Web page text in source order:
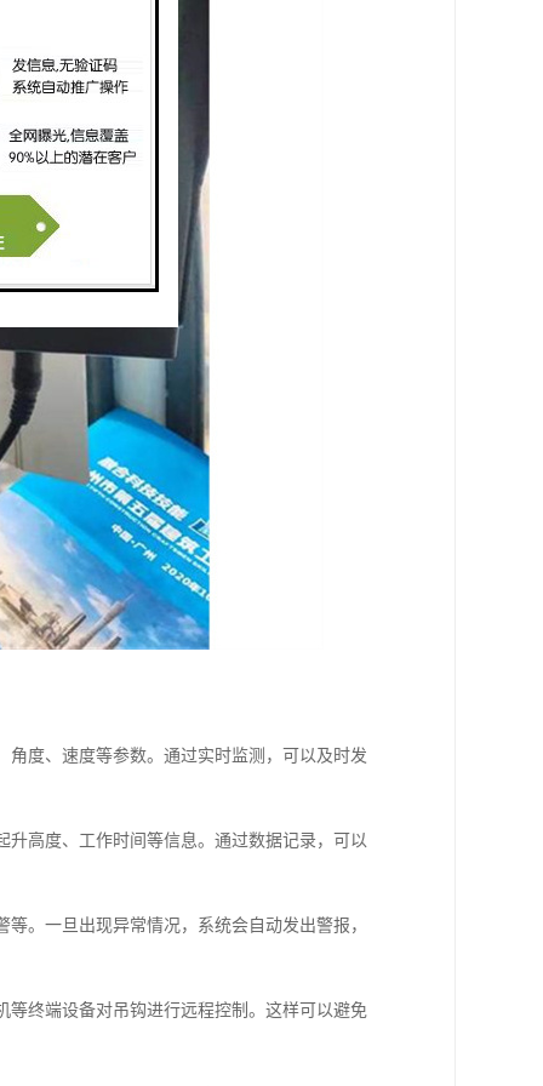
度、速度等参数。通过实时监测，可以及时发
高度、工作时间等信息。通过数据记录，可以
。一旦出现异常情况，系统会自动发出警报，
终端设备对吊钩进行远程控制。这样可以避免